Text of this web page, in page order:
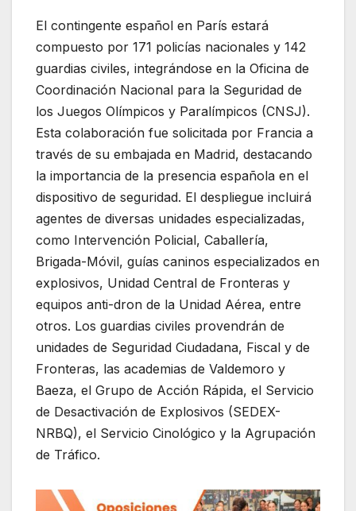
El contingente español en París estará
compuesto por 171 policías nacionales y 142
guardias civiles, integrándose en la Oficina de
Coordinación Nacional para la Seguridad de
los Juegos Olímpicos y Paralímpicos (CNSJ).
Esta colaboración fue solicitada por Francia a
través de su embajada en Madrid, destacando
la importancia de la presencia española en el
dispositivo de seguridad. El despliegue incluirá
agentes de diversas unidades especializadas,
como Intervención Policial, Caballería,
Brigada-Móvil, guías caninos especializados en
explosivos, Unidad Central de Fronteras y
equipos anti-dron de la Unidad Aérea, entre
otros. Los guardias civiles provendrán de
unidades de Seguridad Ciudadana, Fiscal y de
Fronteras, las academias de Valdemoro y
Baeza, el Grupo de Acción Rápida, el Servicio
de Desactivación de Explosivos (SEDEX-
NRBQ), el Servicio Cinológico y la Agrupación
de Tráfico.